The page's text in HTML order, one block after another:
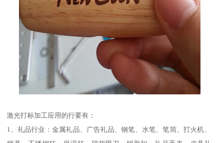
激光打标加工应用的行要有：
1、礼品行业：金属礼品、广告礼品、钢笔、水笔、笔筒、打火机、